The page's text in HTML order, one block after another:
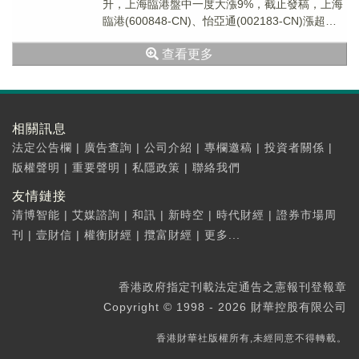
升，上海臨港盤中一度大漲9%，截止發稿，上海
臨港(600848-CN)、怡亞通(002183-CN)漲超
查看更多
相關訊息
法定公告欄 | 廣告查詢 | 公司介紹 | 專欄邀稿 | 投資者關係 |
版權聲明 | 重要聲明 | 私隱政策 | 聯絡我們
友情鏈接
清博智能 | 艾媒諮詢 | 和訊 | 新時空 | 時代財經 | 證券市場周
刊
| 壹財信 | 權衡財經 | 攬富財經 | 更多...
香港政府指定刊載法定通告之憲報刊登報章
Copyright © 1998 - 2026 財華控股有限公司
香港財華社版權所有,未經同意不得轉載。